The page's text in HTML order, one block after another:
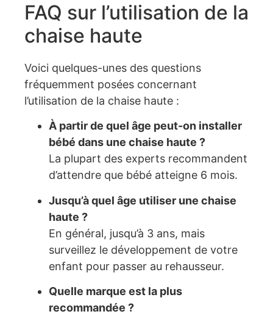
FAQ sur l’utilisation de la
chaise haute
Voici quelques-unes des questions
fréquemment posées concernant
l’utilisation de la chaise haute :
À partir de quel âge peut-on installer
bébé dans une chaise haute ?
La plupart des experts recommandent
d’attendre que bébé atteigne 6 mois.
Jusqu’à quel âge utiliser une chaise
haute ?
En général, jusqu’à 3 ans, mais
surveillez le développement de votre
enfant pour passer au rehausseur.
Quelle marque est la plus
recommandée ?